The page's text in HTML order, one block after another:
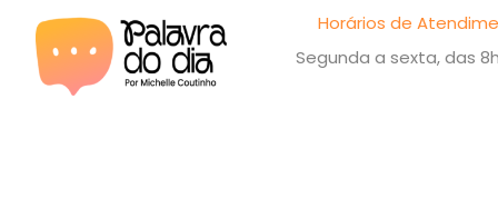
Horários de
Segunda a sexta, das